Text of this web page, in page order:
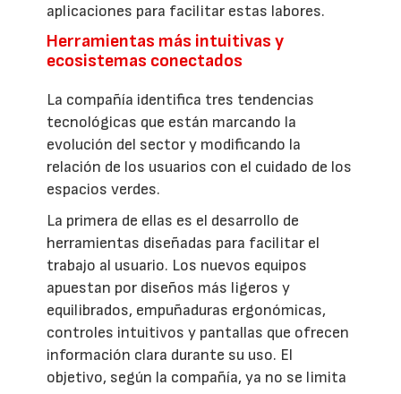
aplicaciones para facilitar estas labores.
Herramientas más intuitivas y
ecosistemas conectados
La compañía identifica tres tendencias
tecnológicas que están marcando la
evolución del sector y modificando la
relación de los usuarios con el cuidado de los
espacios verdes.
La primera de ellas es el desarrollo de
herramientas diseñadas para facilitar el
trabajo al usuario. Los nuevos equipos
apuestan por diseños más ligeros y
equilibrados, empuñaduras ergonómicas,
controles intuitivos y pantallas que ofrecen
información clara durante su uso. El
objetivo, según la compañía, ya no se limita